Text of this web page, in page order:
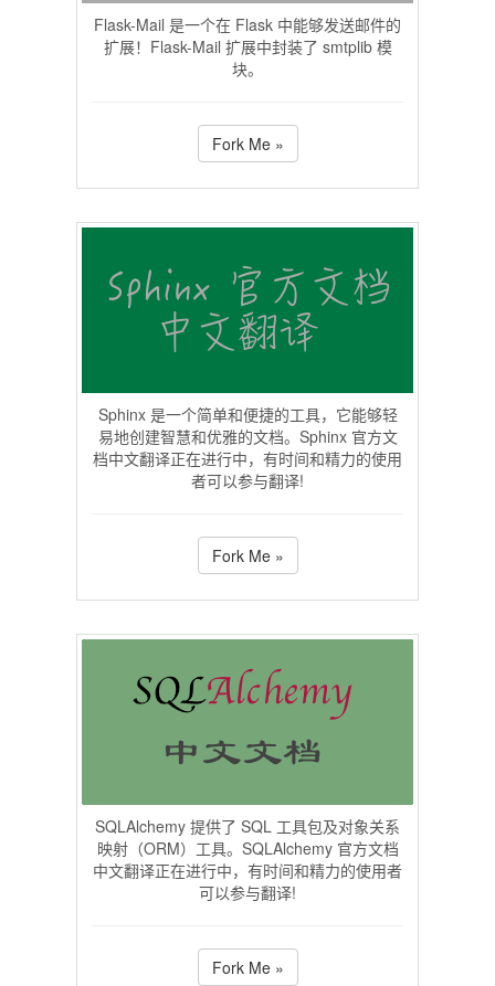
Flask-Mail 是一个在 Flask 中能够发送邮件的
扩展！Flask-Mail 扩展中封装了 smtplib 模
块。
Fork Me »
Sphinx 是一个简单和便捷的工具，它能够轻
易地创建智慧和优雅的文档。Sphinx 官方文
档中文翻译正在进行中，有时间和精力的使用
者可以参与翻译!
Fork Me »
SQLAlchemy 提供了 SQL 工具包及对象关系
映射（ORM）工具。SQLAlchemy 官方文档
中文翻译正在进行中，有时间和精力的使用者
可以参与翻译!
Fork Me »